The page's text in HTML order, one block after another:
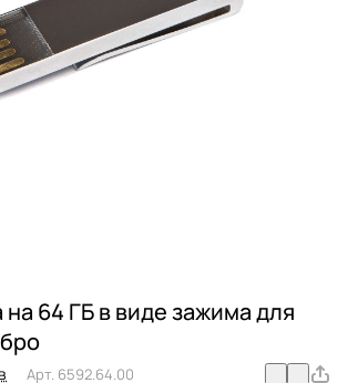
64 ГБ в виде зажима для
Арт. 6592.64.00